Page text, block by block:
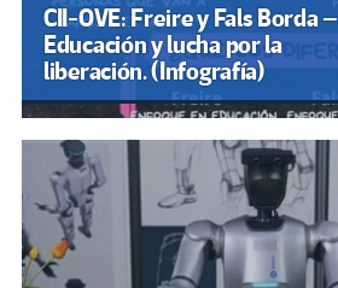
CII-OVE: Freire y Fals Borda –
Educación y lucha por la
liberación. (Infografía)